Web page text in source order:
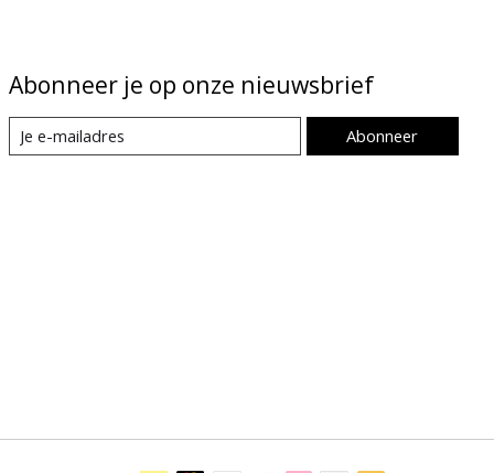
Abonneer je op onze nieuwsbrief
Abonneer